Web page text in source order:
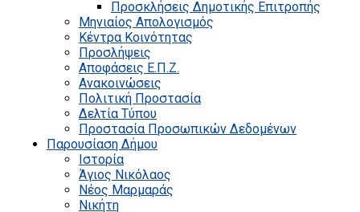
Προσκλήσεις Δημοτικής Επιτροπής
Μηνιαίος Απολογισμός
Κέντρα Κοινότητας
Προσλήψεις
Αποφάσεις Ε.Π.Ζ.
Ανακοινώσεις
Πολιτική Προστασία
Δελτία Τύπου
Προστασία Προσωπικών Δεδομένων
Παρουσίαση Δήμου
Ιστορία
Άγιος Νικόλαος
Νέος Μαρμαράς
Νικήτη